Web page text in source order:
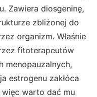
Zawiera diosgeninę,
zbliżonej do
organizm. Właśnie
fitoterapeutów
menopauzalnych,
estrogenu zakłóca
warto dać mu